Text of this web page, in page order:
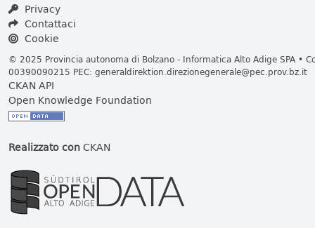
Privacy
Contattaci
Cookie
© 2025 Provincia autonoma di Bolzano - Informatica Alto Adige SPA •
00390090215 PEC: generaldirektion.direzionegenerale@pec.prov.bz.it
CKAN API
Open Knowledge Foundation
Realizzato conCKAN